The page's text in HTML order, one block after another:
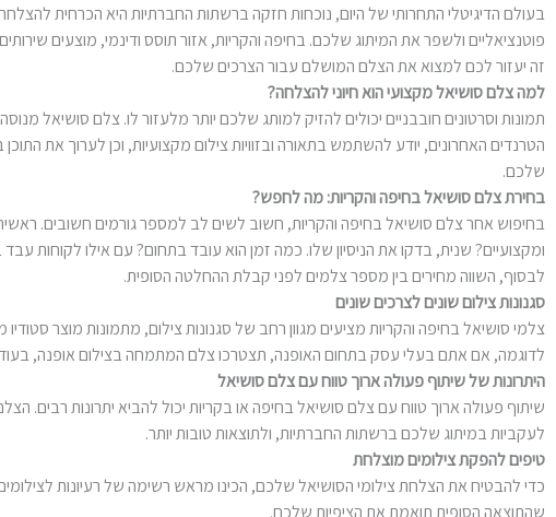
בעולם הדיגיטלי התחרותי של היום, נוכחות חזקה ברשתות החברתיות היא הכרחית
פוטנציאליים ולשפר את המיתוג שלכם. בחיפה והקריות, אזור תוסס ודינמי, מוצעים
זה יעזור לכם למצוא את הצלם המושלם עבור הצרכים שלכם.
למה צלם סושיאל מקצועי הוא חיוני להצלחה?
תמונות וסרטונים חובבניים יכולים להזיק למותג שלכם יותר מלעזור לו. צלם סושיאל
הטרנדים האחרונים, יודע להשתמש בתאורה ובזוויות צילום מקצועיות, וכן לערוך את
שלכם.
בחירת צלם סושיאל בחיפה והקריות: מה לחפש?
בחיפוש אחר צלם סושיאל בחיפה והקריות, חשוב לשים לב למספר גורמים חשובים.
ומקצועיים? שנית, בדקו את הניסיון שלו. כמה זמן הוא עובד בתחום? עם אילו
לבסוף, השווה מחירים בין מספר צלמים לפני קבלת ההחלטה הסופית.
סגנונות צילום שונים לצרכים שונים
צלמי סושיאל בחיפה והקריות מציעים מגוון רחב של סגנונות צילום, מתמונות מוצר
לדוגמה, אם אתם בעלי עסק בתחום האופנה, תצטרכו צלם המתמחה בצילום אופנה, בעוד
היתרונות של שיתוף פעולה ארוך טווח עם צלם סושיאל
שיתוף פעולה ארוך טווח עם צלם סושיאל בחיפה או בקריות יכול להביא יתרונות רבים.
לעקביות במיתוג שלכם ברשתות החברתיות, ולתוצאות טובות יותר.
טיפים להפקת צילומים מוצלחת
כדי להבטיח את הצלחת צילומי הסושיאל שלכם, הכינו מראש רשימה של רעיונות
שהתוצאה הסופית תואמת את הציפיות שלכם.